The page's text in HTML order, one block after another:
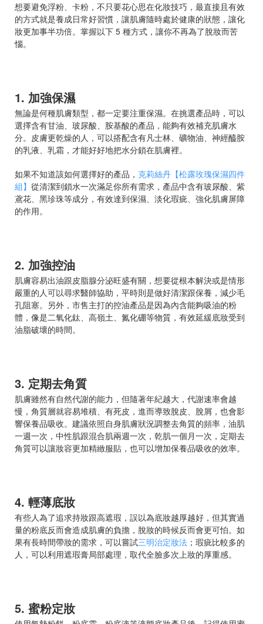
想要避免浮粉、卡粉，不只要花心思在化妝技巧，最直接且有效
的方式就是養成日常好習慣，讓肌膚隨時處於健康的狀態，讓化
妝更加事半功倍。掌握以下 5 種方式，讓你不再為了脫妝而苦
惱。
1. 加強保濕
無論是何種肌膚類型，都一定要注重保濕。在挑選產品時，可以
選擇含有甘油、玻尿酸、胺基酸的產品，能夠有效補充肌膚水
分。皮膚更乾燥的人，可以搭配含有凡士林、礦物油、神經醯胺
的乳液、乳霜，才能好好地把水分鎖在肌膚裡。
如果不知道該如何選擇好的產品， 克莉絲丹【松露玫瑰保濕四件
組】 從清潔到鎖水一次滿足你所有需求，產品中含有玻尿酸、紫
鳶花、黑珍珠等成分，有效達到保濕、淡化瑕疵、強化肌膚屏障
的作用。
2. 加強控油
肌膚容易出油跟皮脂腺分泌旺盛有關，想要從根本解決或是情形
嚴重的人可以尋求醫師協助，平時則是做好清潔跟保養，減少毛
孔阻塞。另外，市售主打的控油產品是因為內含能夠吸油的粉
體，像是二氧化鈦、高嶺土、氮化硼等物質，有效延緩底妝受到
油脂破壞的時間。
3. 定期去角質
肌膚雖然有自然代謝的能力，但隨著年紀越大，代謝速率會越
慢，角質層就容易堆積、有死皮，進而導致脫皮、脫屑，也會影
響保養品吸收。建議依照自身肌膚狀況調整去角質的頻率，油肌
一週一次，中性肌跟混合肌兩週一次，乾肌一個月一次，定期去
角質可以讓妝容更加精緻服貼，也可以增加保養品吸收的效率。
4. 輕薄底妝
有些人為了追求持妝跟高遮瑕，誤以為底妝越厚越好，但其實過
量的粉底反而會造成肌膚的負擔，脫妝的時候反而會更可怕。如
果有長時間帶妝的需求，可以嘗試三明治定妝法 ；瑕疵比較多的
人，可以利用遮瑕膏局部處理，取代全臉多次上妝的厚重感。
5. 蜜粉定妝